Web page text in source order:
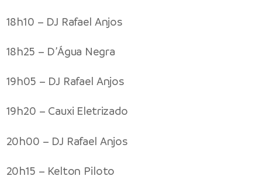
18h10 – DJ Rafael Anjos
18h25 – D’Água Negra
19h05 – DJ Rafael Anjos
19h20 – Cauxi Eletrizado
20h00 – DJ Rafael Anjos
20h15 – Kelton Piloto